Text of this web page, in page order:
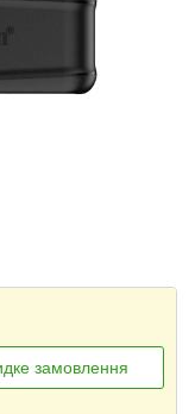
замовлення